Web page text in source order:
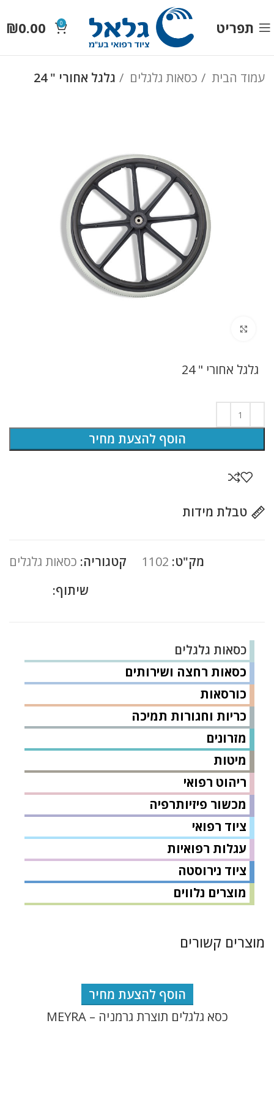
תפריט 0
₪0.00
עמוד הבית כסאות גלגלים גלגל אחורי " 24
כסאות גלגלים
כסאות רחצה ושירותים
כורסאות
כריות וחגורות תמיכה
מזרונים
מיטות
ריהוט רפואי
מכשור פיזיותרפיה
ציוד רפואי
עגלות רפואיות
ציוד נירוסטה
מוצרים נלווים
גלגל אחורי " 24
הוסף להצעת מחיר
טבלת מידות
מק"ט: 1102 קטגוריה: כסאות גלגלים
שיתוף:
מוצרים קשורים
הוסף להצעת מחיר
כסא גלגלים תוצרת גרמניה – MEYRA